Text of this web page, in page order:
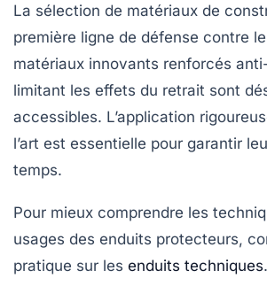
La sélection de matériaux de
première ligne de défense contre
matériaux innovants renforcés
limitant les effets du retrait sont
accessibles. L’application
l’art est essentielle pour garantir
temps.
Pour mieux comprendre les
usages des enduits protecteurs,
pratique sur les enduits techniques.